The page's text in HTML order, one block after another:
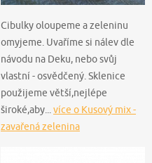
Cibulky oloupeme a zeleninu
omyjeme. Uvaříme si nálev dle
návodu na Deku, nebo svůj
vlastní - osvědčený. Sklenice
použijeme větší,nejlépe
široké,aby... více o Kusový mix -
zavařená zelenina